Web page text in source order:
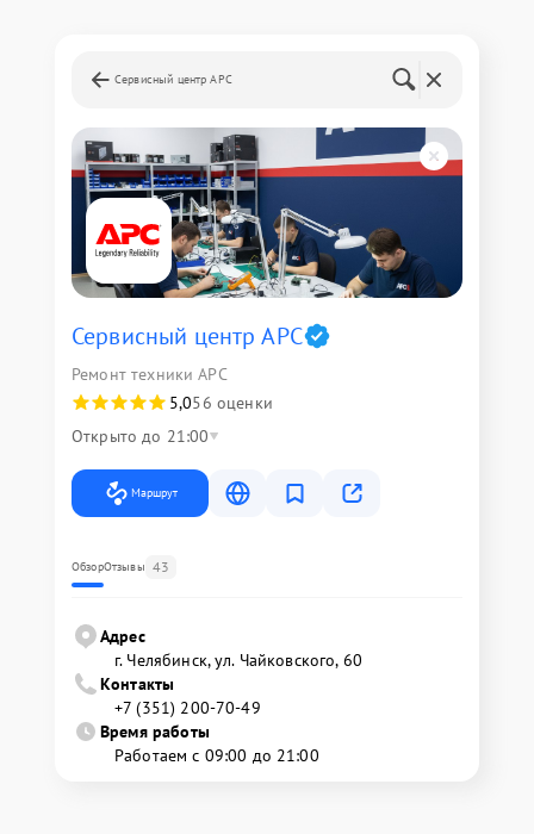
Сервисный центр APC
Сервисный центр APC
Ремонт техники APC
5,056 оценки
Открыто до 21:00
Маршрут
ОбзорОтзывы 43
Адрес
г. Челябинск, ул. Чайковского, 60
Контакты
+7 (351) 200-70-49
Время работы
Работаем с 09:00 до 21:00